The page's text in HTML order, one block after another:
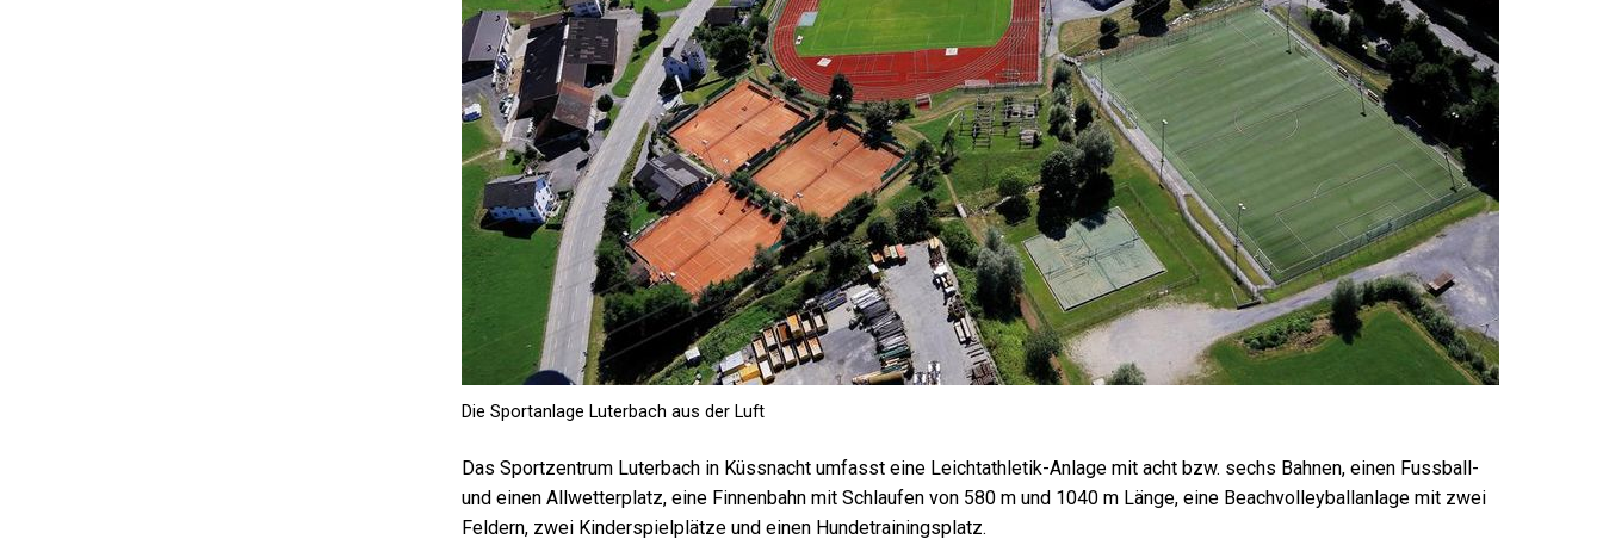
Die Sportanlage Luterbach aus der Luft
Das Sportzentrum Luterbach in Küssnacht umfasst eine Leichtathletik-Anlage mit acht bzw. sechs Bahnen, einen Fussball-
und einen Allwetterplatz, eine Finnenbahn mit Schlaufen von 580 m und 1040 m Länge, eine Beachvolleyballanlage mit zwei
Feldern, zwei Kinderspielplätze und einen Hundetrainingsplatz.